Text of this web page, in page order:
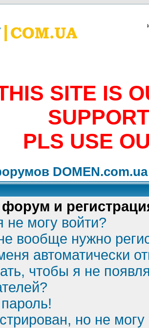
SITE IS
PLS USE
DOMEN.com.ua
и
не могу войти?
вообще нужно
автоматически
чтобы я не
но не могу